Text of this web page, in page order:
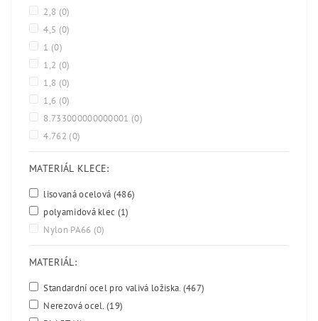
2,8 (0)
4,5 (0)
1 (0)
1,2 (0)
1,8 (0)
1,6 (0)
8.733000000000001 (0)
4.762 (0)
MATERIÁL KLECE:
lisovaná ocelová (486)
polyamidová klec (1)
Nylon PA66 (0)
MATERIÁL:
Standardní ocel pro valivá ložiska. (467)
Nerezová ocel.(19)